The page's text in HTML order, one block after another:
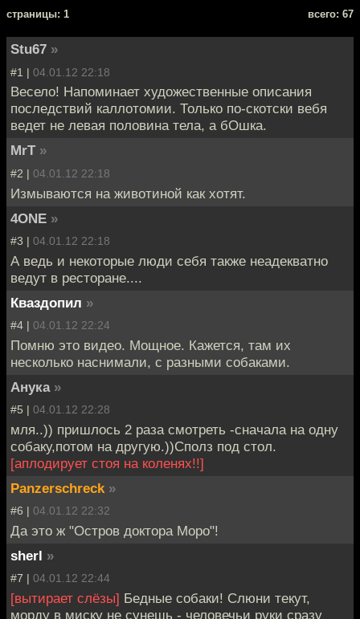
cтраницы: 1 всего: 67
Stu67 »
#1 | 04.01.12 22:18
Весело! Напоминает художественные описания
последствий каллотомии. Только по-скотски вебя
ведет не левая половина тела, а бОшка.
MrT »
#2 | 04.01.12 22:18
Измываются на животиной как хотят.
4ONE »
#3 | 04.01.12 22:18
А ведь и некоторые люди себя также неадекватно
ведут в ресторане....
Кваздопил »
#4 | 04.01.12 22:24
Помню это видео. Мощное. Кажется, там их
несколько наснимали, с разными собаками.
Анука »
#5 | 04.01.12 22:28
мля..)) пришлось 2 раза смотреть -сначала на одну
собаку,потом на другую.))Сполз под стол.
[аплодирует стоя на коленях!!]
Panzerschreck »
#6 | 04.01.12 22:32
Да это ж "Остров доктора Моро"!
sherl »
#7 | 04.01.12 22:44
[вытирает слёзы] Бедные собаки! Слюни текут,
морду в миску не сунешь - человечьи руки сразу